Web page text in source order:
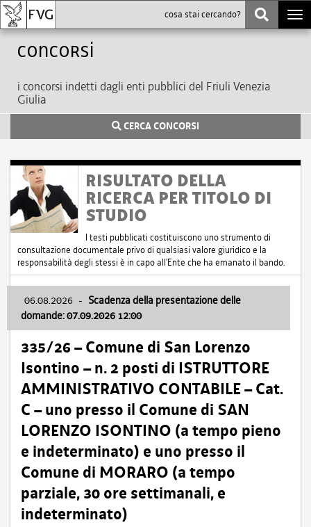
Concorsi
i concorsi indetti dagli enti pubblici del Friuli Venezia
Giulia
CERCA CONCORSI
RISULTATO DELLA
RICERCA PER TITOLO DI
STUDIO
I testi pubblicati costituiscono uno strumento di
consultazione documentale privo di qualsiasi valore giuridico e la
responsabilità degli stessi è in capo all'Ente che ha emanato il bando.
06.08.2026 - Scadenza della presentazione delle
domande: 07.09.2026 12:00
335/26 – Comune di San Lorenzo
Isontino – n. 2 posti di ISTRUTTORE
AMMINISTRATIVO CONTABILE – Cat.
C – uno presso il Comune di SAN
LORENZO ISONTINO (a tempo pieno
e indeterminato) e uno presso il
Comune di MORARO (a tempo
parziale, 30 ore settimanali, e
indeterminato)